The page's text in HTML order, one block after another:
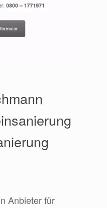
Anbieter für